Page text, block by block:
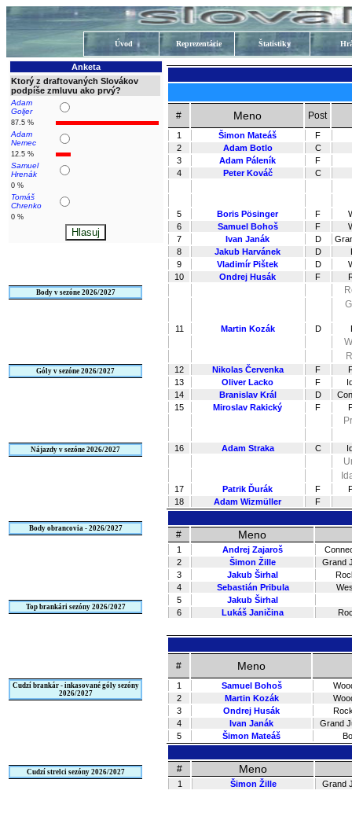
Úvod Reprezentácie Štatistiky
Anketa
Ktorý z draftovaných Slovákov
podpíše zmluvu ako prvý?
Adam
Goljer
87.5 %
Adam
Nemec
12.5 %
Samuel
Hrenák
0 %
Tomáš
Chrenko
0 %
Body v sezóne 2026/2027
Góly v sezóne 2026/2027
Nájazdy v sezóne 2026/2027
Body obrancovia - 2026/2027
Top brankári sezóny 2026/2027
Cudzí brankár - inkasované góly sezóny
2026/2027
Cudzí strelci sezóny 2026/2027
# Meno Post
1 Šimon Mateáš
F
2
Adam Botlo
C
3
Adam Páleník
F
4
Peter Kováč C
5 Boris Pösinger F
6
Samuel Bohoš F
7
Ivan Janák D
8
Jakub Harvánek D
9
Vladimír Pištek D
10
Ondrej Husák F
11 Martin Kozák D
12 Nikolas Červenka F
13
Oliver Lacko F
14
Branislav Král D
15
Miroslav Rakický F
16 Adam Straka C
17 Patrik Ďurák F
18
Adam Wizmüller F
# Meno
1 Andrej Zajaroš
2
Šimon Žille
Grand
3
Jakub Širhal
4
Sebastián Pribula
5
Jakub Širhal
6
Lukáš Janičina
# Meno
1 Samuel Bohoš
2
Martin Kozák
3
Ondrej Husák
4
Ivan Janák
Grand
5
Šimon Mateáš
# Meno
1 Šimon Žille Grand